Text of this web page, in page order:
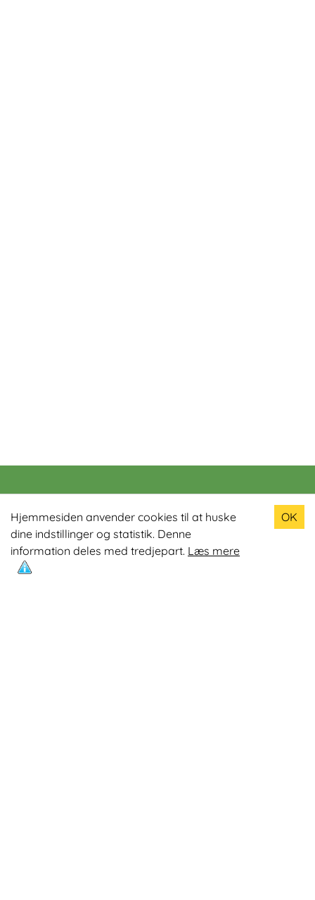
Hjemmesiden anvender cookies til at huske
dine indstillinger og statistik. Denne
information deles med tredjepart. Læs mere
OK
Populære produkter
Odin R900 Romaskine
Odin S900 Spinningcykel